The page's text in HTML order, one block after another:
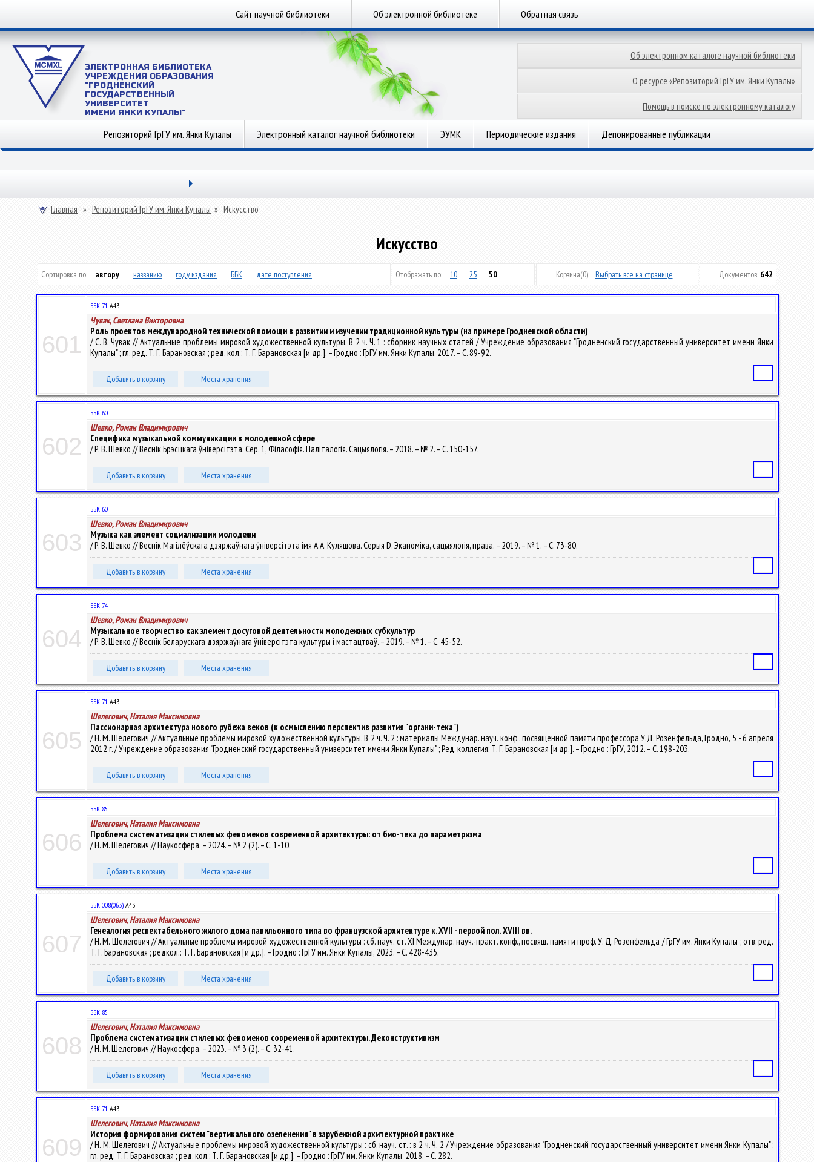
Сайт научной библиотеки Об электронной библиотеке Обратная связь
ЭЛЕКТРОННАЯ БИБЛИОТЕКА
УЧРЕЖДЕНИЯ ОБРАЗОВАНИЯ
"ГРОДНЕНСКИЙ
ГОСУДАРСТВЕННЫЙ
УНИВЕРСИТЕТ
ИМЕНИ ЯНКИ КУПАЛЫ"
Об электронном каталоге научной библиотеки
О ресурсе «Репозиторий ГрГУ им. Янки Купалы»
Помощь в поиске по электронному каталогу
Репозиторий ГрГУ им. Янки Купалы Электронный каталог научной библиотеки ЭУМК Периодические издания Депонированные публикации
Главная » Репозиторий ГрГУ им. Янки Купалы » Искусство
Искусство
Сортировка по: автору названию году издания ББК дате поступления Отображать по: 10 25 50 Корзина(0): Выбрать все на странице Документов: 642
601
ББК 71.А43
Чувак, Светлана Викторовна
Роль проектов международной технической помощи в развитии и изучении традиционной культуры (на примере Гродненской области)
/ С. В. Чувак // Актуальные проблемы мировой художественной культуры. В 2 ч. Ч. 1 : сборник научных статей / Учреждение образования "Гродненский государственный университет имени Янки
Купалы" ; гл. ред. Т. Г. Барановская ; ред. кол.: Т. Г. Барановская [и др.]. – Гродно : ГрГУ им. Янки Купалы, 2017. – С. 89-92.
Добавить в корзину Места хранения
602
ББК 60.
Шевко, Роман Владимирович
Специфика музыкальной коммуникации в молодежной сфере
/ Р. В. Шевко // Веснік Брэсцкага ўніверсітэта. Сер. 1, Філасофія. Паліталогія. Сацыялогія. – 2018. – № 2. – С. 150-157.
Добавить в корзину Места хранения
603
ББК 60.
Шевко, Роман Владимирович
Музыка как элемент социализации молодежи
/ Р. В. Шевко // Веснік Магілёўскага дзяржаўнага ўніверсітэта імя А.А. Куляшова. Серыя D. Эканоміка, сацыялогія, права. – 2019. – № 1. – С. 73-80.
Добавить в корзину Места хранения
604
ББК 74.
Шевко, Роман Владимирович
Музыкальное творчество как элемент досуговой деятельности молодежных субкультур
/ Р. В. Шевко // Веснік Беларускага дзяржаўнага ўніверсітэта культуры і мастацтваў. – 2019. – № 1. – С. 45-52.
Добавить в корзину Места хранения
605
ББК 71.А43
Шелегович, Наталия Максимовна
Пассионарная архитектура нового рубежа веков (к осмыслению перспектив развития "органи-тека")
/ Н. М. Шелегович // Актуальные проблемы мировой художественной культуры. В 2 ч. Ч. 2 : материалы Междунар. науч. конф., посвященной памяти профессора У.Д. Розенфельда, Гродно, 5 - 6 апреля
2012 г. / Учреждение образования "Гродненский государственный университет имени Янки Купалы" ; Ред. коллегия: Т. Г. Барановская [и др.]. – Гродно : ГрГУ, 2012. – С. 198-203.
Добавить в корзину Места хранения
606
ББК 85
Шелегович, Наталия Максимовна
Проблема систематизации стилевых феноменов современной архитектуры: от био-тека до параметризма
/ Н. М. Шелегович // Наукосфера. – 2024. – № 2 (2). – С. 1-10.
Добавить в корзину Места хранения
607
ББК 008(063) А43
Шелегович, Наталия Максимовна
Генеалогия респектабельного жилого дома павильонного типа во французской архитектуре к. XVII - первой пол. XVIII вв.
/ Н. М. Шелегович // Актуальные проблемы мировой художественной культуры : сб. науч. ст. XI Междунар. науч.-практ. конф., посвящ. памяти проф. У. Д. Розенфельда / ГрГУ им. Янки Купалы ; отв. ред.
Т. Г. Барановская ; редкол.: Т. Г. Барановская [и др.]. – Гродно : ГрГУ им. Янки Купалы, 2023. – С. 428-435.
Добавить в корзину Места хранения
608
ББК 85
Шелегович, Наталия Максимовна
Проблема систематизации стилевых феноменов современной архитектуры. Деконструктивизм
/ Н. М. Шелегович // Наукосфера. – 2023. – № 3 (2). – С. 32-41.
Добавить в корзину Места хранения
609
ББК 71.А43
Шелегович, Наталия Максимовна
История формирования систем "вертикального озеленения" в зарубежной архитектурной практике
/ Н. М. Шелегович // Актуальные проблемы мировой художественной культуры : сб. науч. ст. : в 2 ч. Ч. 2 / Учреждение образования "Гродненский государственный университет имени Янки Купалы" ;
гл. ред. Т. Г. Барановская ; ред. кол.: Т. Г. Барановская [и др.]. – Гродно : ГрГУ им. Янки Купалы, 2018. – С. 282.